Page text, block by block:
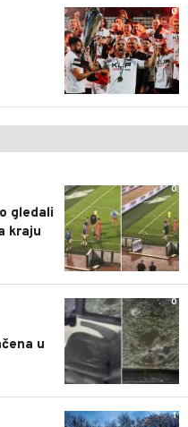
0
0
gledali
kraju
0
u
1